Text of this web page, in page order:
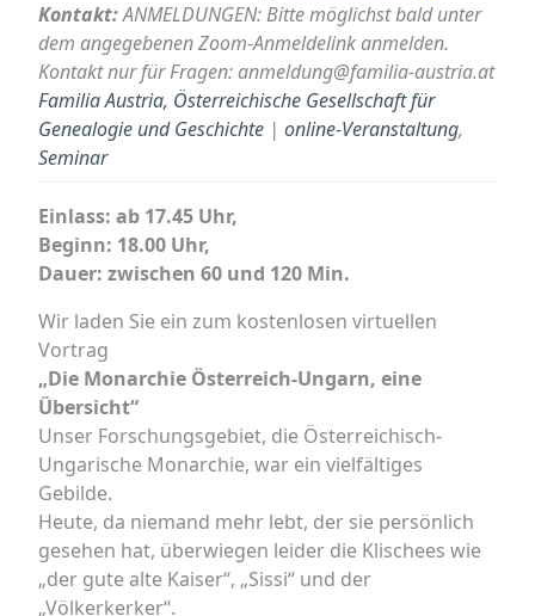
Kontakt:ANMELDUNGEN: Bitte möglichst bald unter
dem angegebenen Zoom-Anmeldelink anmelden.
Kontakt nur für Fragen: anmeldung@familia-austria.at
Familia Austria, Österreichische Gesellschaft für
Genealogie und Geschichte | online-Veranstaltung,
Seminar
Einlass: ab 17.45 Uhr,
Beginn: 18.00 Uhr,
Dauer: zwischen 60 und 120 Min.
Wir laden Sie ein zum kostenlosen virtuellen
Vortrag
„Die Monarchie Österreich-Ungarn, eine
Übersicht“
Unser Forschungsgebiet, die Österreichisch-
Ungarische Monarchie, war ein vielfältiges
Gebilde.
Heute, da niemand mehr lebt, der sie persönlich
gesehen hat, überwiegen leider die Klischees wie
„der gute alte Kaiser“, „Sissi“ und der
„Völkerkerker“.